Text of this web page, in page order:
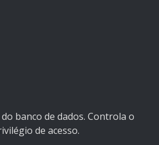
banco de dados. Controla o
de acesso.